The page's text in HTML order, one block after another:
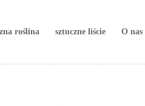
roślina sztuczne liście O nas